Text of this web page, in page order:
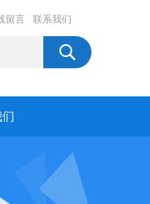
留言 联系我们